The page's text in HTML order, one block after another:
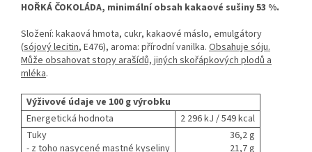
HOŘKÁ ČOKOLÁDA, minimální obsah kakaové sušiny 53 %.
Složení: kakaová hmota, cukr, kakaové máslo, emulgátory
(sójový lecitin, E476), aroma: přírodní vanilka. Obsahuje sóju.
Může obsahovat stopy arašídů, jiných skořápkových plodů a
mléka.
Výživové údaje ve 100 g výrobku
Energetická hodnota
2 296 kJ / 549 kcal
Tuky
- z toho nasycené mastné kyseliny
36,2 g
21,7 g